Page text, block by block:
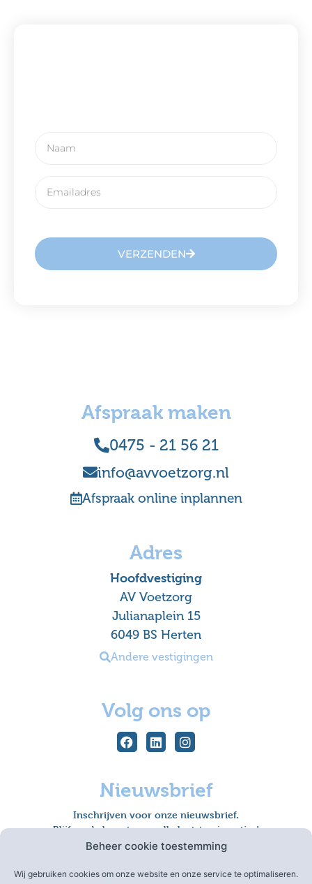
Beheer cookie toestemming
Wij gebruiken cookies om onze website en onze service te optimaliseren.
VERZENDEN
Afspraak maken
0475 - 21 56 21
info@avvoetzorg.nl
Afspraak online inplannen
Adres
Hoofdvestiging
AV Voetzorg
Julianaplein 15
6049 BS Herten
Andere vestigingen
Volg ons op
Nieuwsbrief
Inschrijven voor onze nieuwsbrief.
Blijf op de hoogte van alle laatste nieuwtjes!